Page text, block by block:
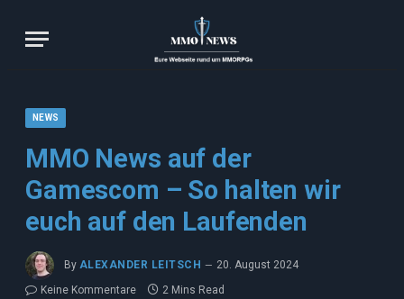
NEWS
MMO News auf der
Gamescom – So halten wir
euch auf den Laufenden
By ALEXANDER LEITSCH
20. August 2024
Keine Kommentare
2 Mins Read